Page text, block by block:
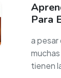
Para
a pesar
tienen